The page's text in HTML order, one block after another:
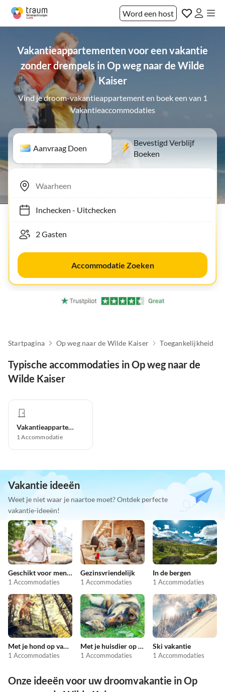
Word een host
Vakantieappartementen voor een vakantie
zonder drempels in Op weg naar de Wilde
Kaiser
Vind je droom-vakantieappartement en boek een van 1
Vakantieaccommodaties
Aanvraag Doen
Bevestigd Verblijf
Boeken
Inchecken- Uitchecken
Accommodatie Zoeken
Startpagina Op weg naar de Wilde Kaiser Toegankelijkheid
Typische accommodaties in Op weg naar de
Wilde Kaiser
Vakantieappartement
1Accommodatie
Vakantie ideeën
Weet je niet waar je naartoe moet? Ontdek perfecte
vakantie-ideeën!
Geschikt voor mensen met allergieën
1 Accommodaties
Gezinsvriendelijk
1 Accommodaties
In de bergen
1 Accommodaties
Met je hond op vakantie
1 Accommodaties
Met je huisdier op vakantie
1 Accommodaties
Ski vakantie
1 Accommodaties
Onze ideeën voor uw droomvakantie in Op